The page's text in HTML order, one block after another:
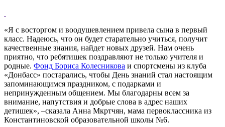
«Я с восторгом и воодушевлением привела сына в первый
класс. Надеюсь, что он будет старательно учиться, получит
качественные знания, найдет новых друзей. Нам очень
приятно, что ребятишек поздравляют не только учителя и
родные. Фонд Бориса Колесникова и спортсмены из клуба
«Донбасс» постарались, чтобы День знаний стал настоящим
запоминающимся праздником, с подарками и
непринужденным общением. Мы благодарны всем за
внимание, напутствия и добрые слова в адрес наших
детишек», –сказала Анна Мкртчян, мама первоклассника из
Константиновской образовательной школы №6.